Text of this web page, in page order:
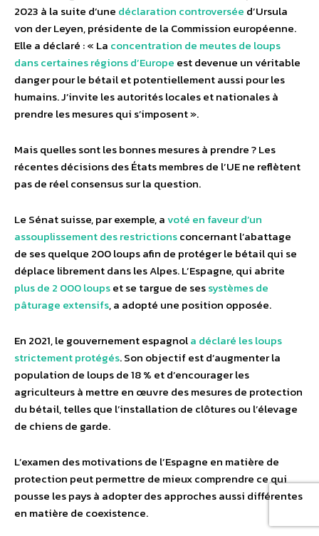
2023 à la suite d’une déclaration controversée d’Ursula
von der Leyen, présidente de la Commission européenne.
Elle a déclaré : « La concentration de meutes de loups
dans certaines régions d’Europe est devenue un véritable
danger pour le bétail et potentiellement aussi pour les
humains. J’invite les autorités locales et nationales à
prendre les mesures qui s’imposent ».
Mais quelles sont les bonnes mesures à prendre ? Les
récentes décisions des États membres de l’UE ne reflètent
pas de réel consensus sur la question.
Le Sénat suisse, par exemple, avoté en faveur d’un
assouplissement des restrictionsconcernant l’abattage
de ses quelque 200 loups afin de protéger le bétail qui se
déplace librement dans les Alpes. L’Espagne, qui abrite
plus de 2 000 loupset se targue de sessystèmes de
pâturage extensifs, a adopté une position opposée.
En 2021, le gouvernement espagnola déclaré les loups
strictement protégés. Son objectif est d’augmenter la
population de loups de 18 % et d’encourager les
agriculteurs à mettre en œuvre des mesures de protection
du bétail, telles que l’installation de clôtures ou l’élevage
de chiens de garde.
L’examen des motivations de l’Espagne en matière de
protection peut permettre de mieux comprendre ce qui
pousse les pays à adopter des approches aussi différentes
en matière de coexistence.